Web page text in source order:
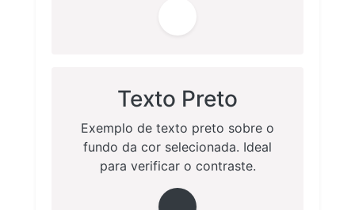
Texto Preto
Exemplo de texto preto sobre o
fundo da cor selecionada. Ideal
para verificar o contraste.